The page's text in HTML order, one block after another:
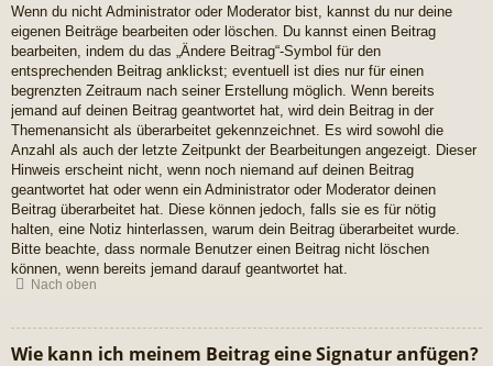
Wenn du nicht Administrator oder Moderator bist, kannst du nur deine
eigenen Beiträge bearbeiten oder löschen. Du kannst einen Beitrag
bearbeiten, indem du das „Ändere Beitrag“-Symbol für den
entsprechenden Beitrag anklickst; eventuell ist dies nur für einen
begrenzten Zeitraum nach seiner Erstellung möglich. Wenn bereits
jemand auf deinen Beitrag geantwortet hat, wird dein Beitrag in der
Themenansicht als überarbeitet gekennzeichnet. Es wird sowohl die
Anzahl als auch der letzte Zeitpunkt der Bearbeitungen angezeigt. Dieser
Hinweis erscheint nicht, wenn noch niemand auf deinen Beitrag
geantwortet hat oder wenn ein Administrator oder Moderator deinen
Beitrag überarbeitet hat. Diese können jedoch, falls sie es für nötig
halten, eine Notiz hinterlassen, warum dein Beitrag überarbeitet wurde.
Bitte beachte, dass normale Benutzer einen Beitrag nicht löschen
können, wenn bereits jemand darauf geantwortet hat.
Nach oben
Wie kann ich meinem Beitrag eine Signatur anfügen?